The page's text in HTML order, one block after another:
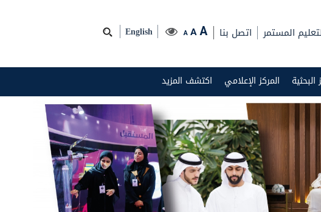
English A A A المستمر اتصل بنا
البحثية المركز الإعلامي اكتشف المزيد